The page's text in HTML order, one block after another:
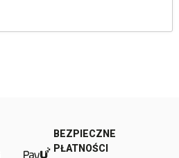
BEZPIECZNE
PŁATNOŚCI